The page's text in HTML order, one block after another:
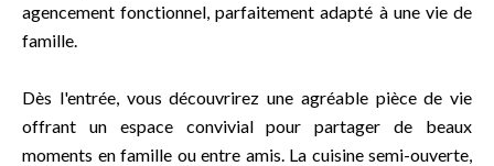
agencement fonctionnel, parfaitement adapté à une vie de
famille.
Dès l'entrée, vous découvrirez une agréable pièce de vie
offrant un espace convivial pour partager de beaux
moments en famille ou entre amis. La cuisine semi-ouverte,